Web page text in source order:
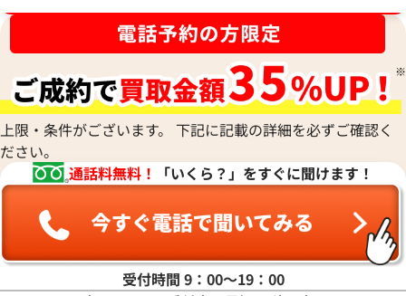
上限・条件がございます。 下記に記載の詳細を必ずご確認く
ださい。
通話料無料！
「いくら？」をすぐに聞けます！
受付時間 9：00〜19：00